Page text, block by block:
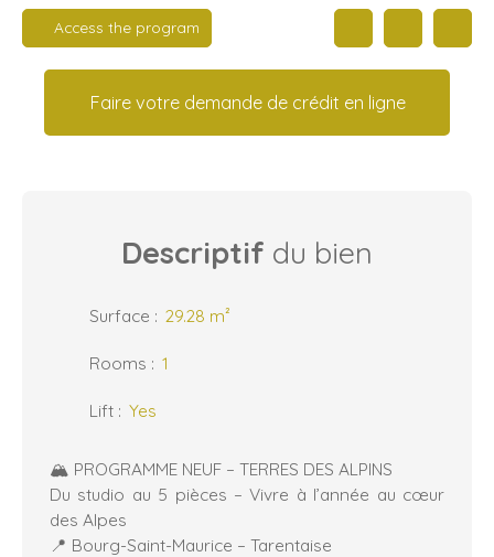
Access the program
Faire votre demande de crédit en ligne
Descriptif du bien
Surface : 29.28 m²
Rooms : 1
Lift : Yes
🏔️ PROGRAMME NEUF – TERRES DES ALPINS
Du studio au 5 pièces – Vivre à l’année au cœur
des Alpes
📍 Bourg-Saint-Maurice – Tarentaise